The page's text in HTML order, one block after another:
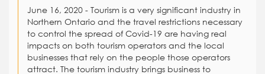
June 16, 2020 - Tourism is a very significant industry in
Northern Ontario and the travel restrictions necessary
to control the spread of Covid-19 are having real
impacts on both tourism operators and the local
businesses that rely on the people those operators
attract. The tourism industry brings business to